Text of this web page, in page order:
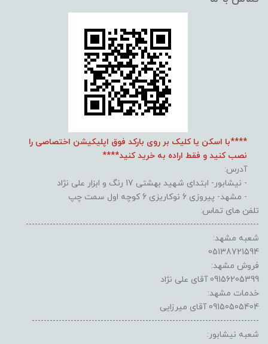
****با اسکن یا کلیک بر روی بارکد فوق اپلیکیشن اختصاصی را
نصب کنید و فقط اراده به خرید کنید****
آدرس:
- نیشابور- ابتدای شهید بهشتی 17 رنگ و ابزار علی نژاد
- مشهد- پیروزی 6 نوکاریزی 6 کوچه اول سمت چپ
تلفن های تماس:
------------------------------------------------------------------------------
شعبه مشهد:
05138721594
فروش مشهد:
09156205399 آقای علی نژاد
خدمات مشهد:
09150505404 آقای میرزایی
----------------------------------------------------------------------------
شعبه نیشابور: